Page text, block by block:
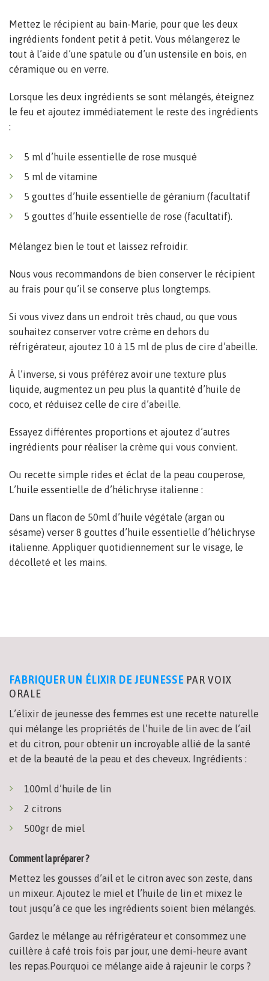
Mettez le récipient au bain-Marie, pour que les deux
ingrédients fondent petit à petit. Vous mélangerez le
tout à l’aide d’une spatule ou d’un ustensile en bois, en
céramique ou en verre.
Lorsque les deux ingrédients se sont mélangés, éteignez
le feu et ajoutez immédiatement le reste des ingrédients
:
5 ml d’huile essentielle de rose musqué
5 ml de vitamine
5 gouttes d’huile essentielle de géranium (facultatif
5 gouttes d’huile essentielle de rose (facultatif).
Mélangez bien le tout et laissez refroidir.
Nous vous recommandons de bien conserver le récipient
au frais pour qu’il se conserve plus longtemps.
Si vous vivez dans un endroit très chaud, ou que vous
souhaitez conserver votre crème en dehors du
réfrigérateur, ajoutez 10 à 15 ml de plus de cire d’abeille.
À l’inverse, si vous préférez avoir une texture plus
liquide, augmentez un peu plus la quantité d’huile de
coco, et réduisez celle de cire d’abeille.
Essayez différentes proportions et ajoutez d’autres
ingrédients pour réaliser la crème qui vous convient.
Ou recette simple rides et éclat de la peau couperose,
L’huile essentielle de d’hélichryse italienne :
Dans un flacon de 50ml d’huile végétale (argan ou
sésame) verser 8 gouttes d’huile essentielle d’hélichryse
italienne. Appliquer quotidiennement sur le visage, le
décolleté et les mains.
FABRIQUER UN ÉLIXIR DE JEUNESSE PAR VOIX
ORALE
L’élixir de jeunesse des femmes est une recette naturelle
qui mélange les propriétés de l’huile de lin avec de l’ail
et du citron, pour obtenir un incroyable allié de la santé
et de la beauté de la peau et des cheveux. Ingrédients :
100ml d’huile de lin
2 citrons
500gr de miel
Comment la préparer ?
Mettez les gousses d’ail et le citron avec son zeste, dans
un mixeur. Ajoutez le miel et l’huile de lin et mixez le
tout jusqu’à ce que les ingrédients soient bien mélangés.
Gardez le mélange au réfrigérateur et consommez une
cuillère à café trois fois par jour, une demi-heure avant
les repas.Pourquoi ce mélange aide à rajeunir le corps ?